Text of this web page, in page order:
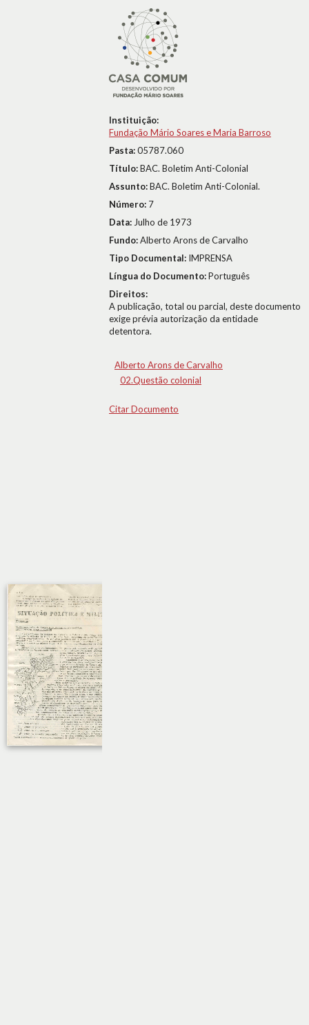
Instituição:
Fundação Mário Soares e Maria Barroso
Pasta:05787.060
Título:BAC. Boletim Anti-Colonial
Assunto:BAC. Boletim Anti-Colonial.
Número: 7
Data: Julho de 1973
Fundo:Alberto Arons de Carvalho
Tipo Documental: IMPRENSA
Língua do Documento:Português
Direitos:
A publicação, total ou parcial, deste documento
exige prévia autorização da entidade
detentora.
Alberto Arons de Carvalho
02.Questão colonial
Citar Documento